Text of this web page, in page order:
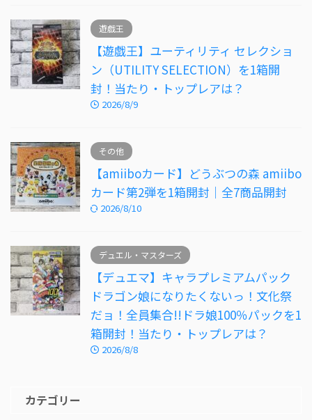
遊戯王
【遊戯王】ユーティリティ セレクショ
ン（UTILITY SELECTION）を1箱開
封！当たり・トップレアは？
2026/8/9
その他
【amiiboカード】どうぶつの森 amiibo
カード第2弾を1箱開封｜全7商品開封
2026/8/10
デュエル・マスターズ
【デュエマ】キャラプレミアムパック
ドラゴン娘になりたくないっ！文化祭
だョ！全員集合!!ドラ娘100％パックを1
箱開封！当たり・トップレアは？
2026/8/8
カテゴリー